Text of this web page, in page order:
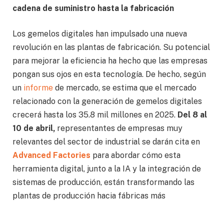
cadena de suministro hasta la fabricación
Los gemelos digitales han impulsado una nueva
revolución en las plantas de fabricación. Su potencial
para mejorar la eficiencia ha hecho que las empresas
pongan sus ojos en esta tecnología. De hecho, según
un informe de mercado, se estima que el mercado
relacionado con la generación de gemelos digitales
crecerá hasta los 35.8 mil millones en 2025. Del 8 al
10 de abril, representantes de empresas muy
relevantes del sector de industrial se darán cita en
Advanced Factories para abordar cómo esta
herramienta digital, junto a la IA y la integración de
sistemas de producción, están transformando las
plantas de producción hacia fábricas más